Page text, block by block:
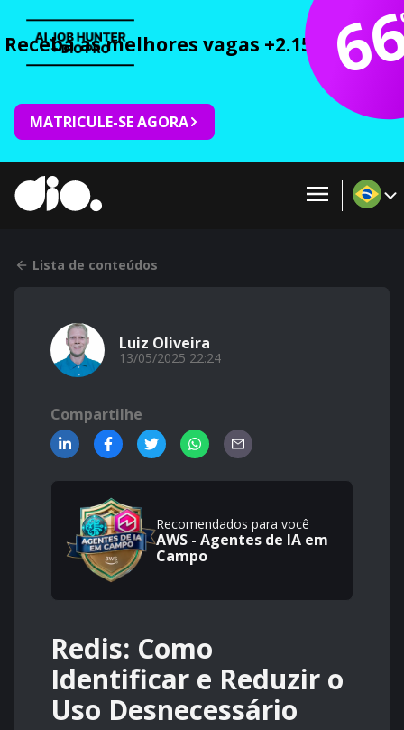
Receba as melhores vagas +2.150 cursos
MATRICULE-SE AGORA
Lista de conteúdos
Luiz Oliveira
13/05/2025 22:24
Compartilhe
Recomendados para você
AWS - Agentes de IA em
Campo
Redis: Como
Identificar e Reduzir o
Uso Desnecessário